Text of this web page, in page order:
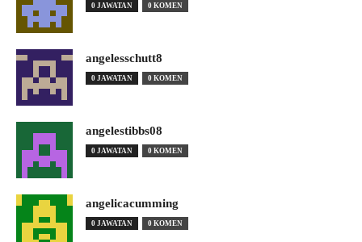
0 JAWATAN 0 KOMEN
angelesschutt8
0 JAWATAN 0 KOMEN
angelestibbs08
0 JAWATAN 0 KOMEN
angelicacumming
0 JAWATAN 0 KOMEN